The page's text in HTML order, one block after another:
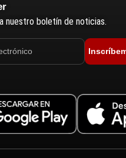
nuestro boletín de noticias.